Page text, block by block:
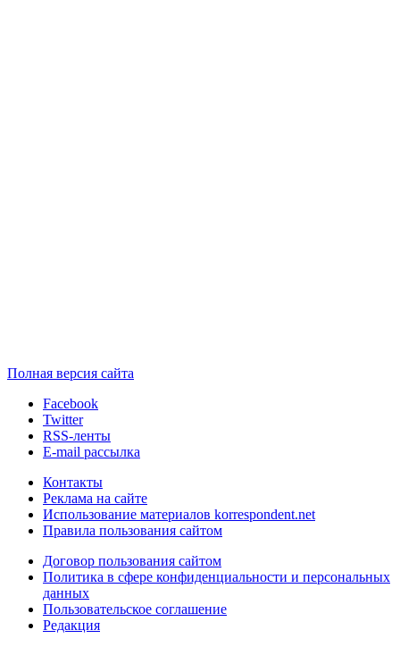
Полная версия сайта
Facebook
Twitter
RSS-ленты
E-mail рассылка
Контакты
Реклама на сайте
Использование материалов korrespondent.net
Правила пользования сайтом
Договор пользования сайтом
Политика в сфере конфиденциальности и персональных
данных
Пользовательское соглашение
Редакция